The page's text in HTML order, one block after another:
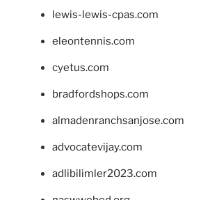
lewis-lewis-cpas.com
eleontennis.com
cyetus.com
bradfordshops.com
almadenranchsanjose.com
advocatevijay.com
adlibilimler2023.com